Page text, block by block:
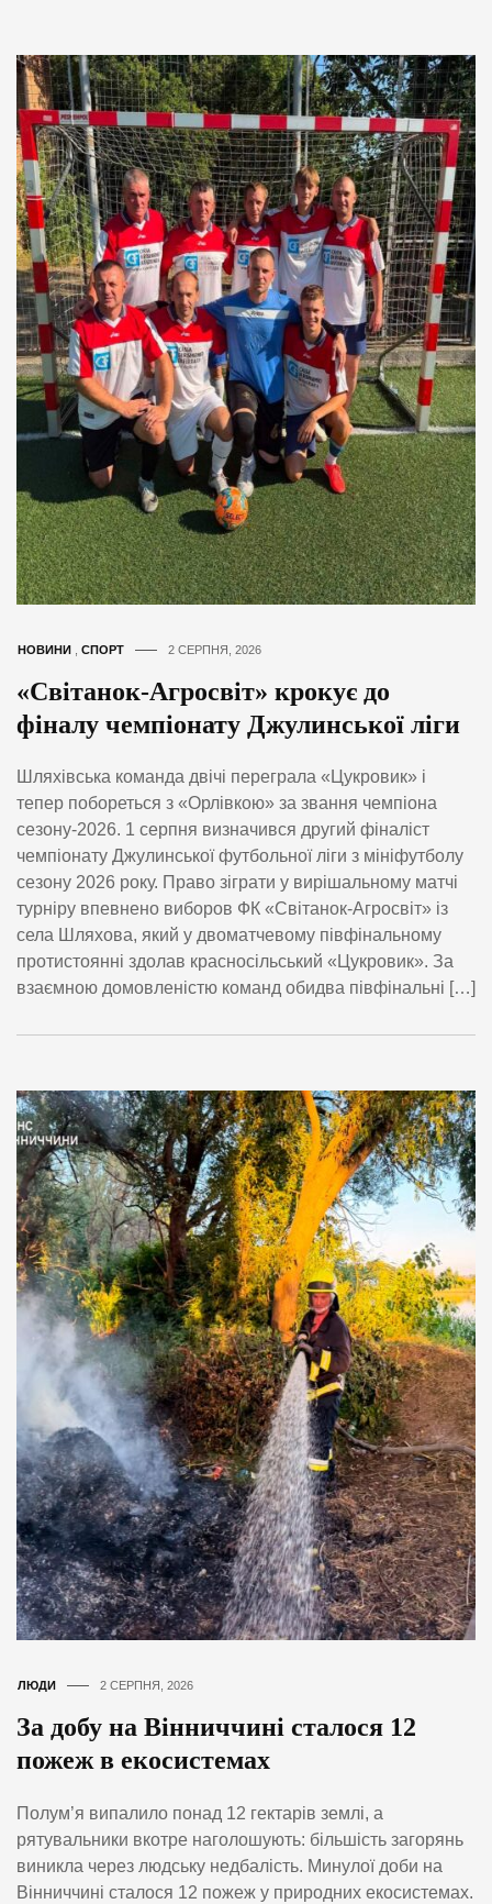
НОВИНИ СПОРТ 2 СЕРПНЯ, 2026
«Світанок-Агросвіт» крокує до
фіналу чемпіонату Джулинської ліги
Шляхівська команда двічі переграла «Цукровик» і
тепер побореться з «Орлівкою» за звання чемпіона
сезону-2026. 1 серпня визначився другий фіналіст
чемпіонату Джулинської футбольної ліги з мініфутболу
сезону 2026 року. Право зіграти у вирішальному матчі
турніру впевнено виборов ФК «Світанок-Агросвіт» із
села Шляхова, який у двоматчевому півфінальному
протистоянні здолав красносільський «Цукровик». За
взаємною домовленістю команд обидва півфінальні […]
ЛЮДИ 2 СЕРПНЯ, 2026
За добу на Вінниччині сталося 12
пожеж в екосистемах
Полум’я випалило понад 12 гектарів землі, а
рятувальники вкотре наголошують: більшість загорянь
виникла через людську недбалість. Минулої доби на
Вінниччині сталося 12 пожеж у природних екосистемах.